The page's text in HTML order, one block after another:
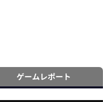
ゲームレポート